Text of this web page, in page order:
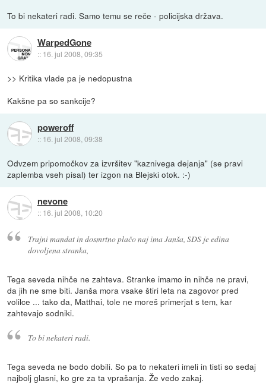
To bi nekateri radi. Samo temu se reče - policijska država.
WarpedGone
:: 16. jul 2008, 09:35
>> Kritika vlade pa je nedopustna
Kakšne pa so sankcije?
poweroff
:: 16. jul 2008, 09:38
Odvzem pripomočkov za izvršitev "kaznivega dejanja" (se pravi
zaplemba vseh pisal) ter izgon na Blejski otok. :-)
nevone
:: 16. jul 2008, 10:20
Trajni mandat in dosmrtno plačo naj ima Janša, SDS je edina
dovoljena stranka,
Tega seveda nihče ne zahteva. Stranke imamo in nihče ne pravi,
da jih ne sme biti. Janša mora vsake štiri leta na zagovor pred
volilce ... tako da, Matthai, tole ne moreš primerjat s tem, kar
zahtevajo sodniki.
To bi nekateri radi.
Tega seveda ne bodo dobili. So pa to nekateri imeli in tisti so sedaj
najbolj glasni, ko gre za ta vprašanja. Že vedo zakaj.